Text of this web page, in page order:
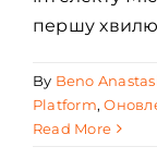
першу хвилю
By Beno
Platform,
Read More